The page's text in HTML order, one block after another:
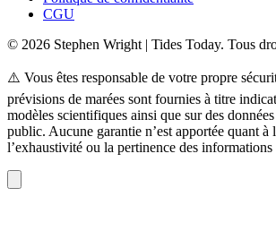
CGU
© 2026 Stephen Wright | Tides Today. Tous
⚠️ Vous êtes responsable de votre propre
prévisions de marées sont fournies à titre
modèles scientifiques ainsi que sur des données
public. Aucune garantie n’est apportée quant à
l’exhaustivité ou la pertinence des informations